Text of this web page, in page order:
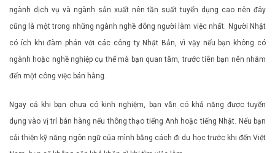
ngành dịch vụ và ngành sản xuất nên tần suất tuyển dụng cao nên đây
cũng là một trong những ngành nghề đông người làm việc nhất. Người Nhật
có ích khi đàm phán với các công ty Nhật Bản, vì vậy nếu bạn không có
ngành hoặc nghề nghiệp cụ thể mà bạn quan tâm, trước tiên bạn nên nhắm
đến một công việc bán hàng.
Ngay cả khi bạn chưa có kinh nghiệm, bạn vẫn có khả năng được tuyển
dụng vào vị trí bán hàng nếu thông thạo tiếng Anh hoặc tiếng Nhật. Nếu bạn
cải thiện kỹ năng ngôn ngữ của mình bằng cách đi du học trước khi đến Việt